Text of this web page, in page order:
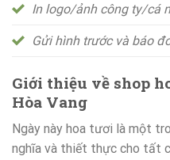
In logo/ảnh công ty/cá
Gửi hình trước và báo
Giới thiệu về shop
Hòa Vang
Ngày này hoa tươi là một
nghĩa và thiết thực cho tất